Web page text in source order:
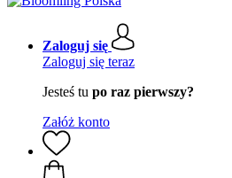
Zaloguj się
Zaloguj się teraz
Jesteś tu po raz pierwszy?
Załóż konto